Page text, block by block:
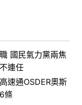
國民氣力黨兩焦
連任
速通OSDER奧斯
條